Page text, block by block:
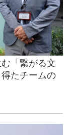
「繋がる文
たチームの